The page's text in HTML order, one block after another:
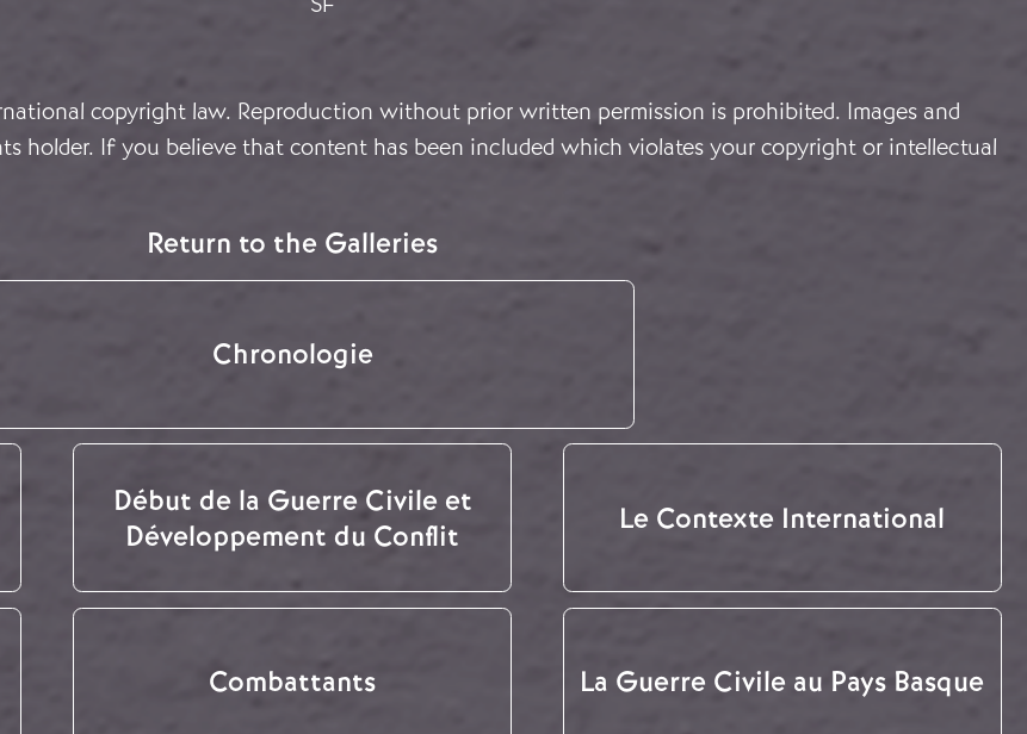
copyright law. Reproduction without prior written permission is prohibited. Images and
holder. If you believe that content has been included which violates your copyright or intellectual
Return to the Galleries
Chronologie
Début de la Guerre Civile et
Développement du Conflit
Le Contexte International
Combattants La Guerre Civile au Pays Basque